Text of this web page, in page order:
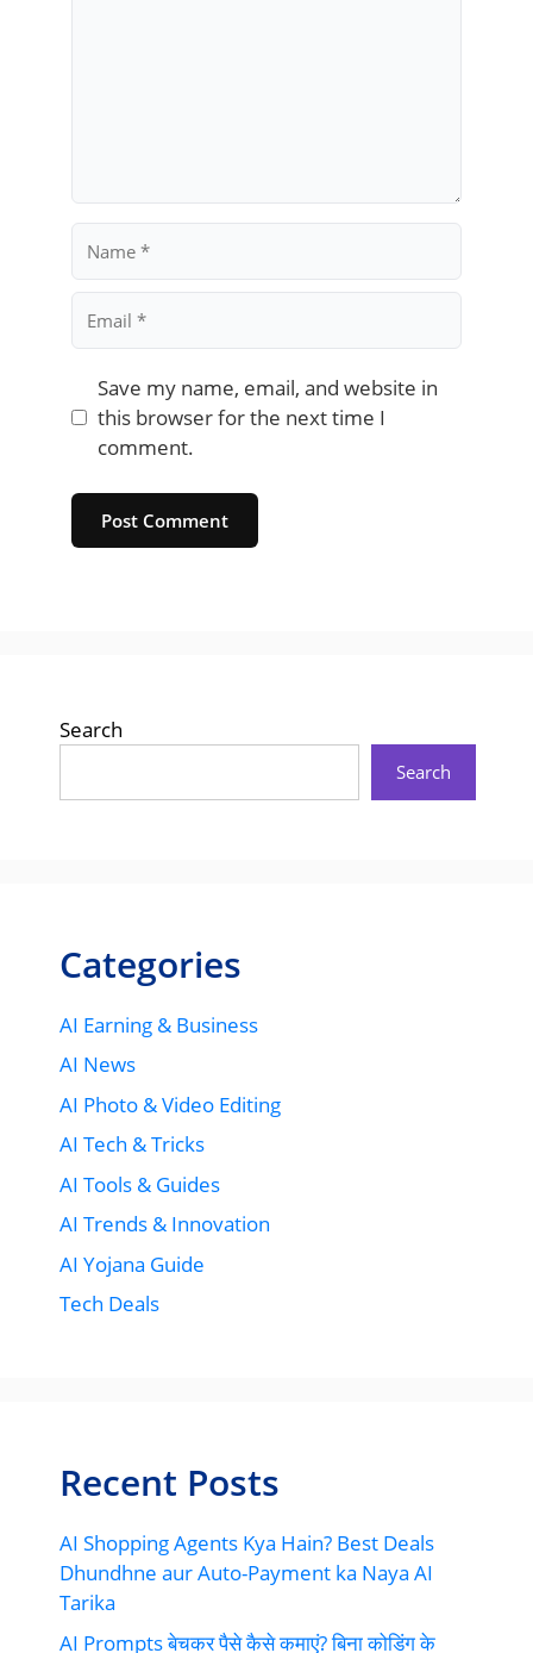
Save my name, email, and website in
this browser for the next time I
comment.
Website
Search
Search
Categories
AI Earning & Business
AI News
AI Photo & Video Editing
AI Tech & Tricks
AI Tools & Guides
AI Trends & Innovation
AI Yojana Guide
Tech Deals
Recent Posts
AI Shopping Agents Kya Hain? Best Deals
Dhundhne aur Auto-Payment ka Naya AI
Tarika
AI Prompts बेचकर पैसे कैसे कमाएं? बिना कोडिंग के